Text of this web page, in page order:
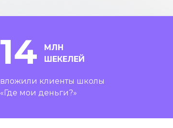
14
вложили клиенты школы
«Где мои деньги?»
МЛН
ШЕКЕЛЕЙ